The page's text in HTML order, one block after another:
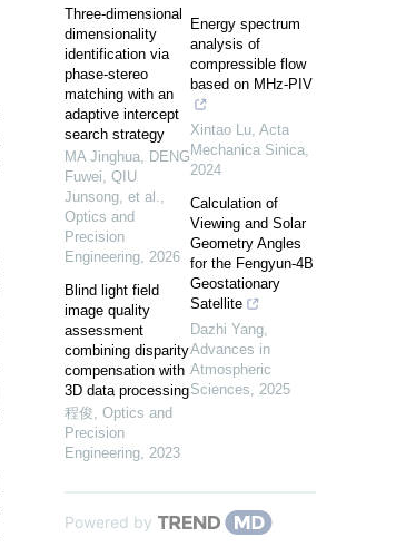
Three-dimensional
dimensionality
identification via
phase-stereo
matching with an
adaptive intercept
search strategy
MA Jinghua, DENG
Fuwei, QIU
Junsong, et al.,
Optics and
Precision
Engineering, 2026
Blind light field
image quality
assessment
combining disparity
compensation with
3D data processing
程俊, Optics and
Precision
Engineering, 2023
Energy spectrum
analysis of
compressible flow
based on MHz-PIV
Xintao Lu, Acta
Mechanica Sinica,
2024
Calculation of
Viewing and Solar
Geometry Angles
for the Fengyun-4B
Geostationary
Satellite
Dazhi Yang,
Advances in
Atmospheric
Sciences, 2025
Powered by